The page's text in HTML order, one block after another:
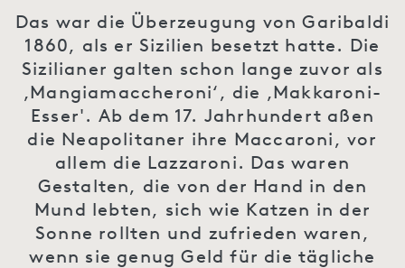
Das war die Überzeugung von Garibaldi
1860, als er Sizilien besetzt hatte. Die
Sizilianer galten schon lange zuvor als
‚Mangiamaccheroni‘, die ‚Makkaroni-
Esser'. Ab dem 17. Jahrhundert aßen
die Neapolitaner ihre Maccaroni, vor
allem die Lazzaroni. Das waren
Gestalten, die von der Hand in den
Mund lebten, sich wie Katzen in der
Sonne rollten und zufrieden waren,
wenn sie genug Geld für die tägliche